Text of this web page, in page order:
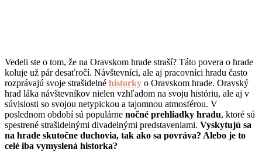
Vedeli ste o tom, že na Oravskom hrade straší? Táto povera o hrade
koluje už pár desaťročí. Návštevníci, ale aj pracovníci hradu často
rozprávajú svoje strašidelné historky o Oravskom hrade. Oravský
hrad láka návštevníkov nielen vzhľadom na svoju históriu, ale aj v
súvislosti so svojou netypickou a tajomnou atmosférou. V
poslednom období sú populárne nočné prehliadky hradu, ktoré sú
spestrené strašidelnými divadelnými predstaveniami. Vyskytujú sa
na hrade skutočne duchovia, tak ako sa povráva? Alebo je to
celé iba vymyslená historka?